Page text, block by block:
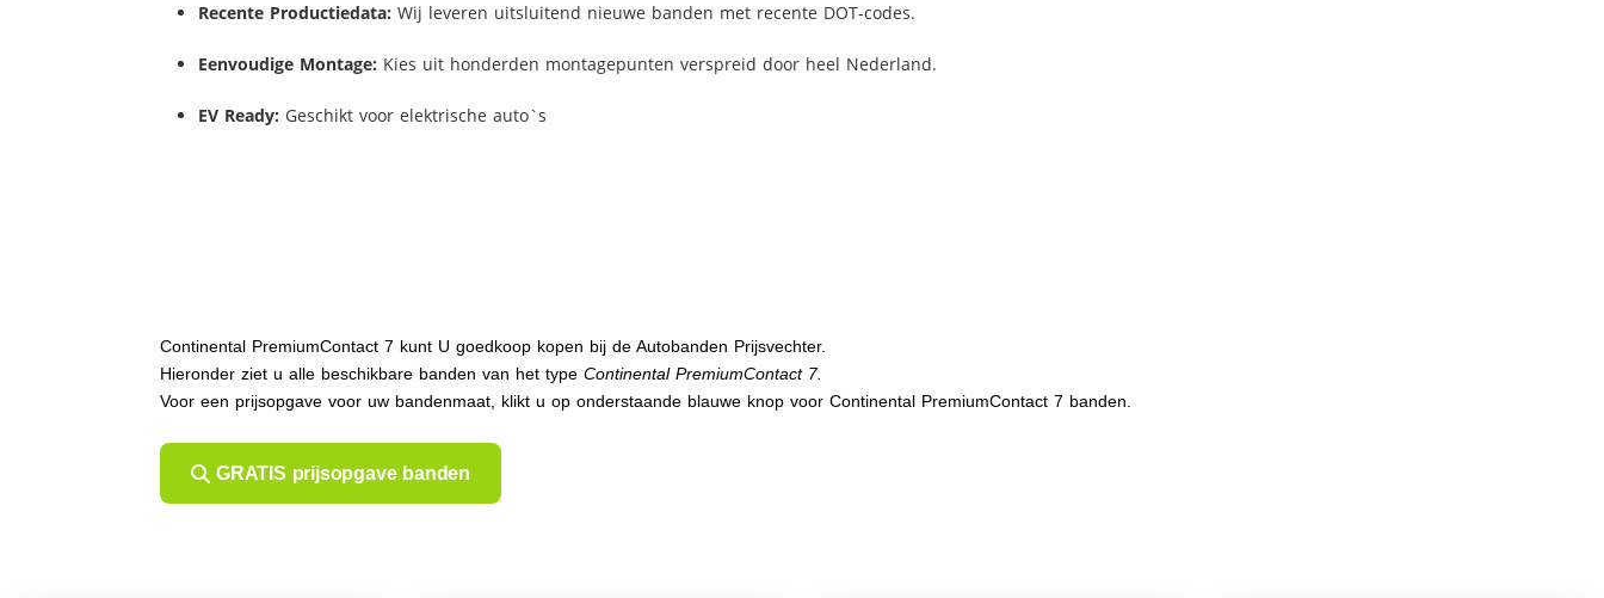
Recente Productiedata: Wij leveren uitsluitend nieuwe banden met recente DOT-codes.
Eenvoudige Montage: Kies uit honderden montagepunten verspreid door heel Nederland.
EV Ready: Geschikt voor elektrische auto`s
Continental PremiumContact 7 kunt U goedkoop kopen bij de Autobanden Prijsvechter.
Hieronder ziet u alle beschikbare banden van het typeContinental PremiumContact 7.
Voor een prijsopgave voor uw bandenmaat, klikt u op onderstaande blauwe knop voor Continental PremiumContact 7 banden.
GRATIS prijsopgave banden